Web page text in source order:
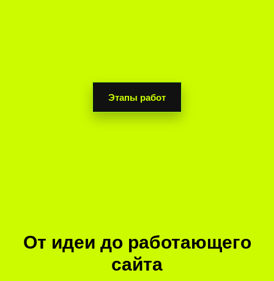
Этапы работ
От идеи до работающего
сайта